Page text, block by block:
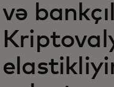
Yenilikçilər
Xəbərlər və
və